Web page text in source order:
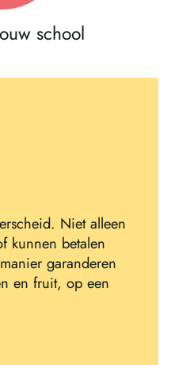
school
Niet alleen
kunnen betalen
garanderen
en fruit, op een